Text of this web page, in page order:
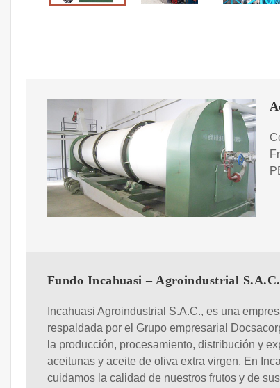
Fundo Incahuasi – Agroindustrial S.A.C.
Incahuasi Agroindustrial S.A.C., es una
respaldada por el Grupo empresarial
la producción, procesamiento, distribución y
aceitunas y aceite de oliva extra virgen. En
cuidamos la calidad de nuestros frutos y de